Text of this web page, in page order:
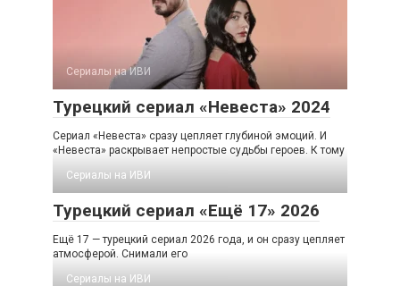
Сериалы на ИВИ
Турецкий сериал «Невеста» 2024
Сериал «Невеста» сразу цепляет глубиной эмоций. И
«Невеста» раскрывает непростые судьбы героев. К тому
Сериалы на ИВИ
Турецкий сериал «Ещё 17» 2026
Ещё 17 — турецкий сериал 2026 года, и он сразу цепляет
атмосферой. Снимали его
Сериалы на ИВИ